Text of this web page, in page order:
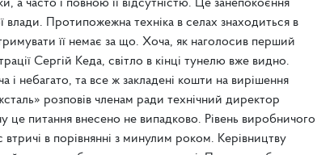
а часто і повною її відсутністю. Це занепокоєння
влади. Протипожежна техніка в селах знаходиться в
її немає за що. Хоча, як наголосив перший
Сергій Кеда, світло в кінці тунелю вже видно.
небагато, та все ж закладені кошти на вирішення
розповів членам ради технічний директор
це питання внесено не випадково. Рівень виробничого
в порівнянні з минулим роком. Керівництву